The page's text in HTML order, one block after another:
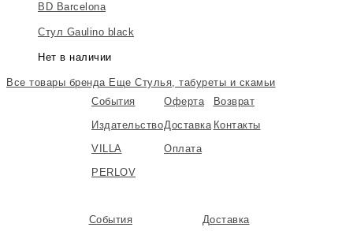
BD Barcelona
Стул Gaulino black
Нет в наличии
Все товары бренда Еще Стулья, табуреты и скамьи
События
Издательство
VILLA
PERLOV
Оферта
Доставка
Оплата
Возврат
Контакты
События Доставка